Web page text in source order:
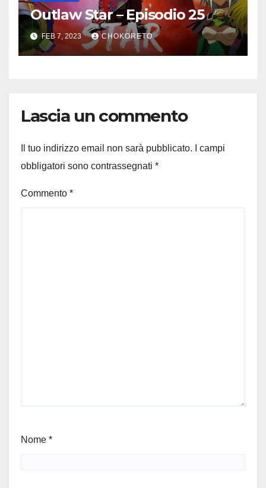
Outlaw Star – Episodio 25
FEB 7, 2023 CHOKORETO
Lascia un commento
Il tuo indirizzo email non sarà pubblicato.
I campi
obbligatori sono contrassegnati *
Commento *
Nome *